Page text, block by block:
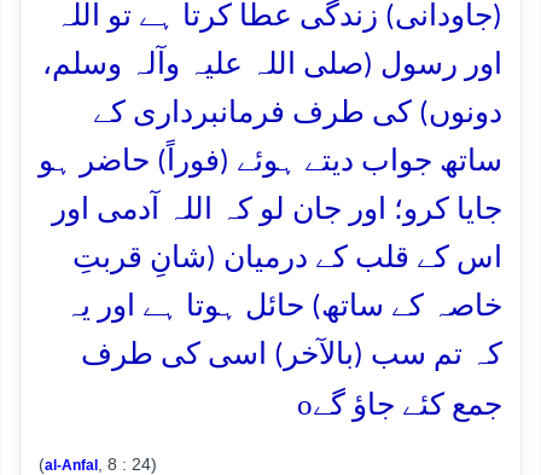
(جاودانی) زندگی عطا کرتا ہے تو اللہ
اور رسول (صلی اللہ علیہ وآلہ وسلم،
دونوں) کی طرف فرمانبرداری کے
ساتھ جواب دیتے ہوئے (فوراً) حاضر ہو
جایا کرو؛ اور جان لو کہ اللہ آدمی اور
اس کے قلب کے درمیان (شانِ قربتِ
خاصہ کے ساتھ) حائل ہوتا ہے اور یہ
کہ تم سب (بالآخر) اسی کی طرف
جمع کئے جاؤ گےo
(al-Anfal , 8 : 24)